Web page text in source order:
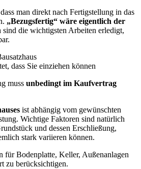
man direkt nach Fertigstellung in das
„Bezugsfertig“ wäre eigentlich der
sind die wichtigsten Arbeiten erledigt,
dass Sie einziehen können
muss unbedingt im Kaufvertrag
ist abhängig vom gewünschten
Wichtige Faktoren sind natürlich
und dessen Erschließung,
stark variieren können.
für Bodenplatte, Keller, Außenanlagen
zu berücksichtigen.